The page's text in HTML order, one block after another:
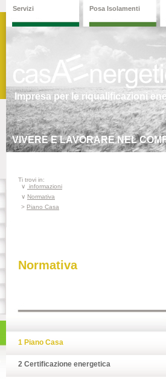
Servizi Posa Isolamenti
Impresa per le riqualificazioni
VIVERE E LAVORARE NEL
Ti trovi in:
∨
informazioni
∨ Normativa
> Piano Casa
Normativa
1 Piano Casa
2 Certificazione energetica